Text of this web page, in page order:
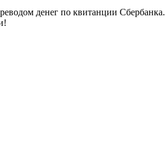
денег по квитанции Сбербанка.